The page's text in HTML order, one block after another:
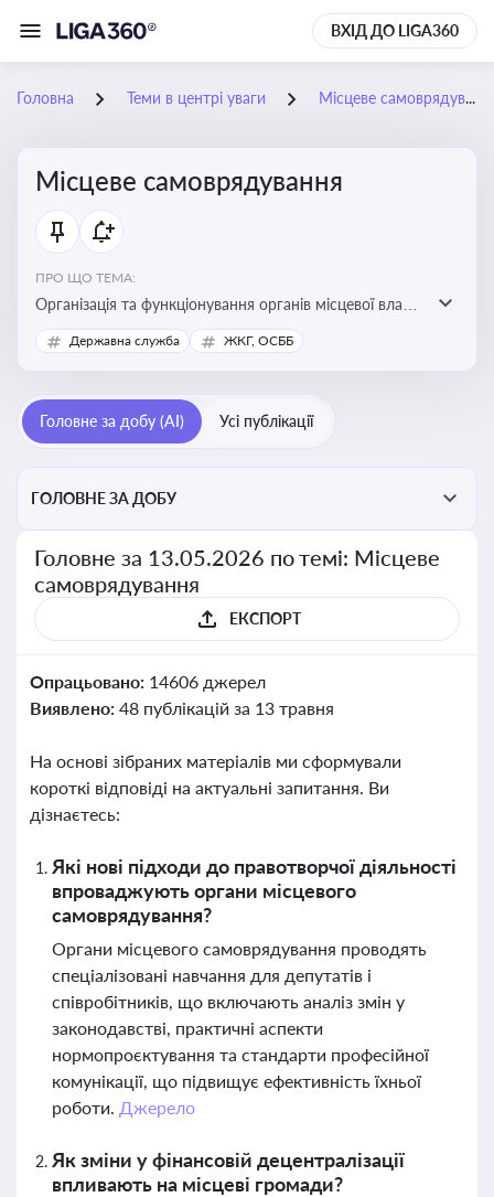
ВХІД ДО LIGA360
Головна Теми в центрі уваги Місцеве самоврядування
Місцеве самоврядування
ПРО ЩО ТЕМА:
Організація та функціонування органів місцевої влади,
які приймають рішення та здійснюють управлінські
функції на рівні місцевих громад (міст, сіл, селищ)
Державна служба ЖКГ, ОСББ
Головне за добу (AI) Усі публікації
ГОЛОВНЕ ЗА ДОБУ
Головне за 13.05.2026 по темі: Місцеве
самоврядування
ЕКСПОРТ
Опрацьовано: 14606 джерел
Виявлено: 48 публікацій за 13 травня
На основі зібраних матеріалів ми сформували
короткі відповіді на актуальні запитання. Ви
дізнаєтесь:
Які нові підходи до правотворчої діяльності
впроваджують органи місцевого
самоврядування?
Органи місцевого самоврядування проводять
спеціалізовані навчання для депутатів і
співробітників, що включають аналіз змін у
законодавстві, практичні аспекти
нормопроєктування та стандарти професійної
комунікації, що підвищує ефективність їхньої
роботи. Джерело
Як зміни у фінансовій децентралізації
впливають на місцеві громади?